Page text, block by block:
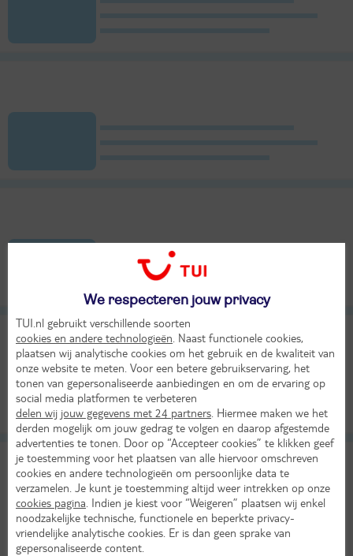
We respecteren jouw privacy
TUI.nl gebruikt verschillende soorten
cookies en andere technologieën . Naast functionele cookies,
plaatsen wij analytische cookies om het gebruik en de kwaliteit van
onze website te meten. Voor een betere gebruikservaring, het
tonen van gepersonaliseerde aanbiedingen en om de ervaring op
social media platformen te verbeteren
delen wij jouw gegevens met 24 partners . Hiermee maken we het
derden mogelijk om jouw gedrag te volgen en daarop afgestemde
advertenties te tonen. Door op “Accepteer cookies” te klikken geef
je toestemming voor het plaatsen van alle hiervoor omschreven
cookies en andere technologieën om persoonlijke data te
verzamelen. Je kunt je toestemming altijd weer intrekken op onze
cookies pagina . Indien je kiest voor “Weigeren” plaatsen wij enkel
noodzakelijke technische, functionele en beperkte privacy-
vriendelijke analytische cookies. Er is dan geen sprake van
gepersonaliseerde content.